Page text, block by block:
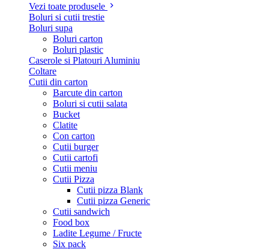
Vezi toate produsele
Boluri si cutii trestie
Boluri supa
Boluri carton
Boluri plastic
Caserole si Platouri Aluminiu
Coltare
Cutii din carton
Barcute din carton
Boluri si cutii salata
Bucket
Clatite
Con carton
Cutii burger
Cutii cartofi
Cutii meniu
Cutii Pizza
Cutii pizza Blank
Cutii pizza Generic
Cutii sandwich
Food box
Ladite Legume / Fructe
Six pack